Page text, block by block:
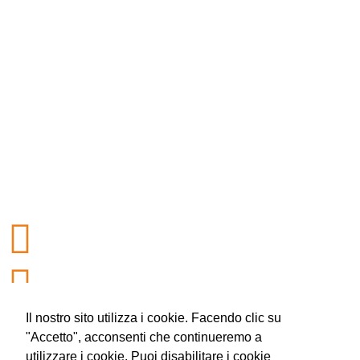
Il nostro sito utilizza i cookie. Facendo clic su
"Accetto", acconsenti che continueremo a
utilizzare i cookie. Puoi disabilitare i cookie